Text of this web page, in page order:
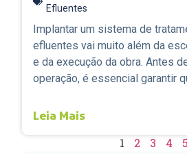
Efluentes
Implantar um sistema de
efluentes vai muito além da
e da execução da obra. Antes
operação, é essencial garantir
Leia Mais
1 2 3 4 5